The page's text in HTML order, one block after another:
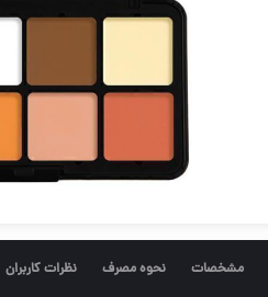
مشخصات نحوه مصرف نظرات کاربران